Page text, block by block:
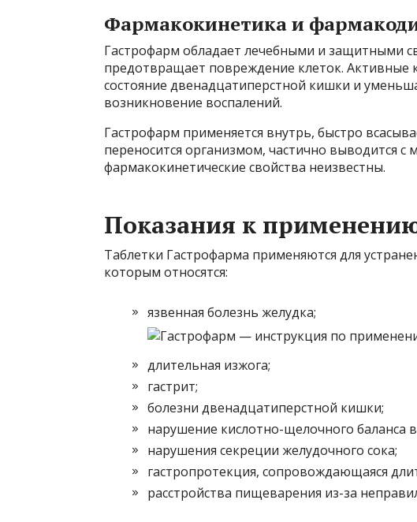
Фармакокинетика и
Гастрофарм обладает лечебными и защитными
предотвращает повреждение клеток.
состояние двенадцатиперстной кишки и
возникновение воспалений.
Гастрофарм применяется внутрь, быстро
переносится организмом, частично выводится с
фармакокинетические свойства неизвестны.
Показания к
Таблетки Гастрофарма применяются для
которым относятся:
язвенная болезнь желудка;
длительная изжога;
гастрит;
болезни двенадцатиперстной кишки;
нарушение кислотно-щелочного баланса
нарушения секреции желудочного сока;
гастропротекция, сопровождающаяся
расстройства пищеварения из-за